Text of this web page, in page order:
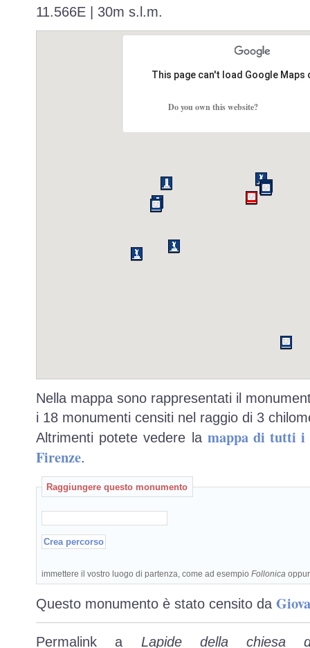
11.566E | 30m s.l.m.
This page can't load Google
Do you own this website?
Nella mappa sono rappresentati il
i 18 monumenti censiti nel raggio di 3
Altrimenti potete vedere la mappa di tutti i
Firenze.
Raggiungere questo monumento
immettere il vostro luogo di partenza, come ad esempio Follonica
Questo monumento è stato censito da
Permalink a Lapide della chiesa